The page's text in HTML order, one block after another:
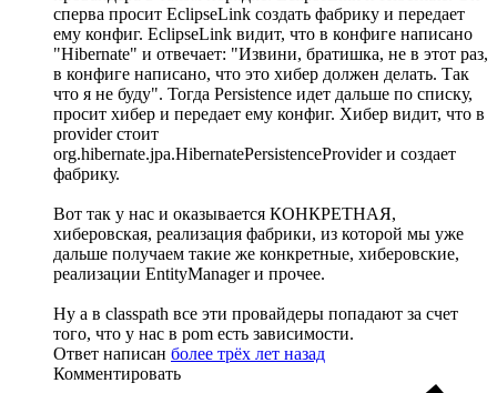
сперва просит EclipseLink создать фабрику и передает
ему конфиг. EclipseLink видит, что в конфиге написано
"Hibernate" и отвечает: "Извини, братишка, не в этот раз,
в конфиге написано, что это хибер должен делать. Так
что я не буду". Тогда Persistence идет дальше по списку,
просит хибер и передает ему конфиг. Хибер видит, что в
provider стоит
org.hibernate.jpa.HibernatePersistenceProvider и создает
фабрику.
Вот так у нас и оказывается КОНКРЕТНАЯ,
хиберовская, реализация фабрики, из которой мы уже
дальше получаем такие же конкретные, хиберовские,
реализации EntityManager и прочее.
Ну а в classpath все эти провайдеры попадают за счет
того, что у нас в pom есть зависимости.
Ответ написан более трёх лет назад
Комментировать